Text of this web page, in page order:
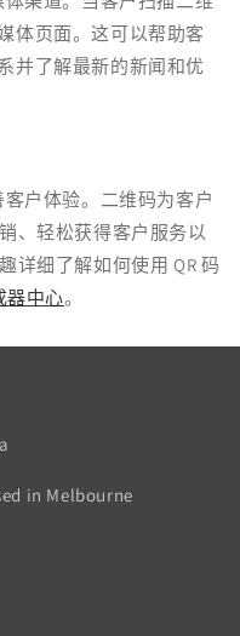
体页面。这可以帮助客
并了解最新的新闻和优
客户体验。二维码为客户
、轻松获得客户服务以
详细了解如何使用 QR 码
器中心。
in Melbourne